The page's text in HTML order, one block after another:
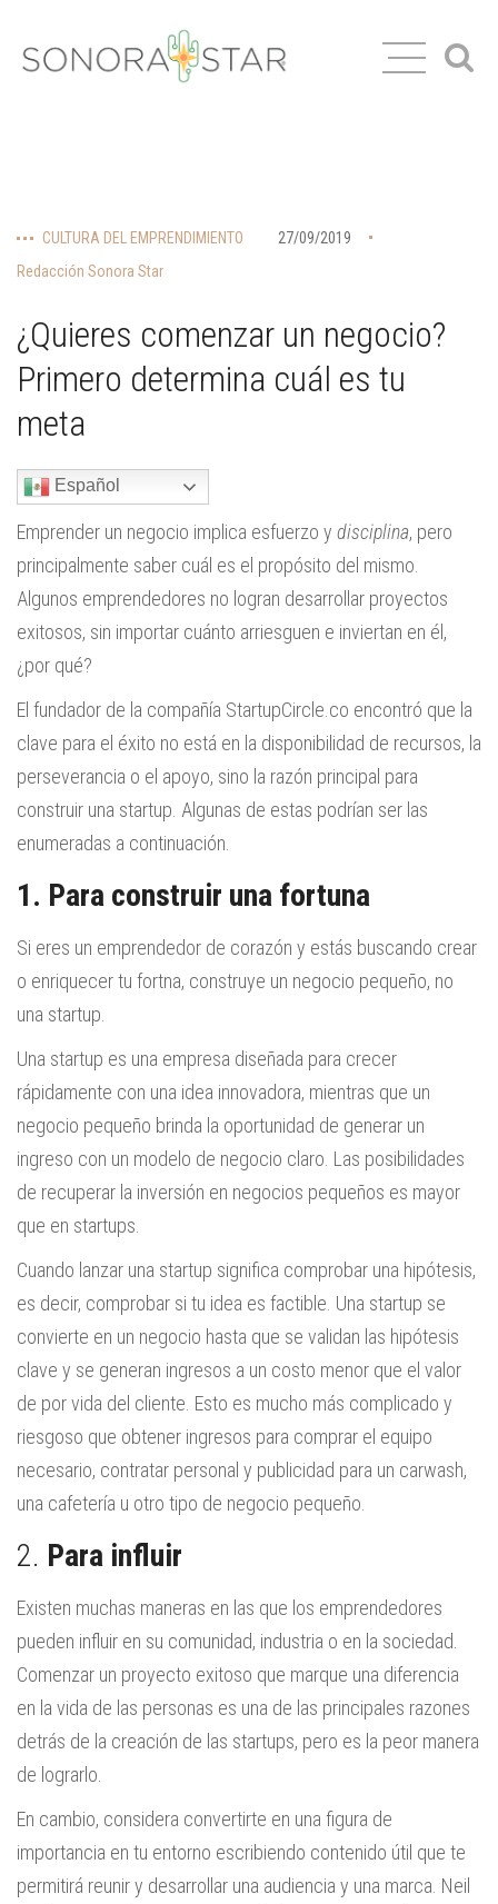
CULTURA DEL EMPRENDIMIENTO
27/09/2019
Redacción Sonora Star
¿Quieres comenzar un negocio?
Primero determina cuál es tu
meta
Español
Emprender un negocio implica esfuerzo y disciplina, pero
principalmente saber cuál es el propósito del mismo.
Algunos emprendedores no logran desarrollar proyectos
exitosos, sin importar cuánto arriesguen e inviertan en él,
¿por qué?
El fundador de la compañía StartupCircle.co encontró que la
clave para el éxito no está en la disponibilidad de recursos, la
perseverancia o el apoyo, sino la razón principal para
construir una startup. Algunas de estas podrían ser las
enumeradas a continuación.
1. Para construir una fortuna
Si eres un emprendedor de corazón y estás buscando crear
o enriquecer tu fortna, construye un negocio pequeño, no
una startup.
Una startup es una empresa diseñada para crecer
rápidamente con una idea innovadora, mientras que un
negocio pequeño brinda la oportunidad de generar un
ingreso con un modelo de negocio claro. Las posibilidades
de recuperar la inversión en negocios pequeños es mayor
que en startups.
Cuando lanzar una startup significa comprobar una hipótesis,
es decir, comprobar si tu idea es factible. Una startup se
convierte en un negocio hasta que se validan las hipótesis
clave y se generan ingresos a un costo menor que el valor
de por vida del cliente. Esto es mucho más complicado y
riesgoso que obtener ingresos para comprar el equipo
necesario, contratar personal y publicidad para un carwash,
una cafetería u otro tipo de negocio pequeño.
2. Para influir
Existen muchas maneras en las que los emprendedores
pueden influir en su comunidad, industria o en la sociedad.
Comenzar un proyecto exitoso que marque una diferencia
en la vida de las personas es una de las principales razones
detrás de la creación de las startups, pero es la peor manera
de lograrlo.
En cambio, considera convertirte en una figura de
importancia en tu entorno escribiendo contenido útil que te
permitirá reunir y desarrollar una audiencia y una marca. Neil